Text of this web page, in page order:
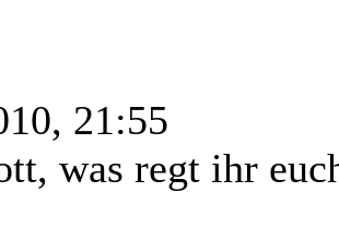
21:55
was regt ihr